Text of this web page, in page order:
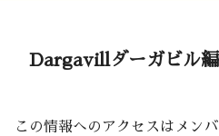
Dargavillダーガビル編
この情報へのアクセスはメン